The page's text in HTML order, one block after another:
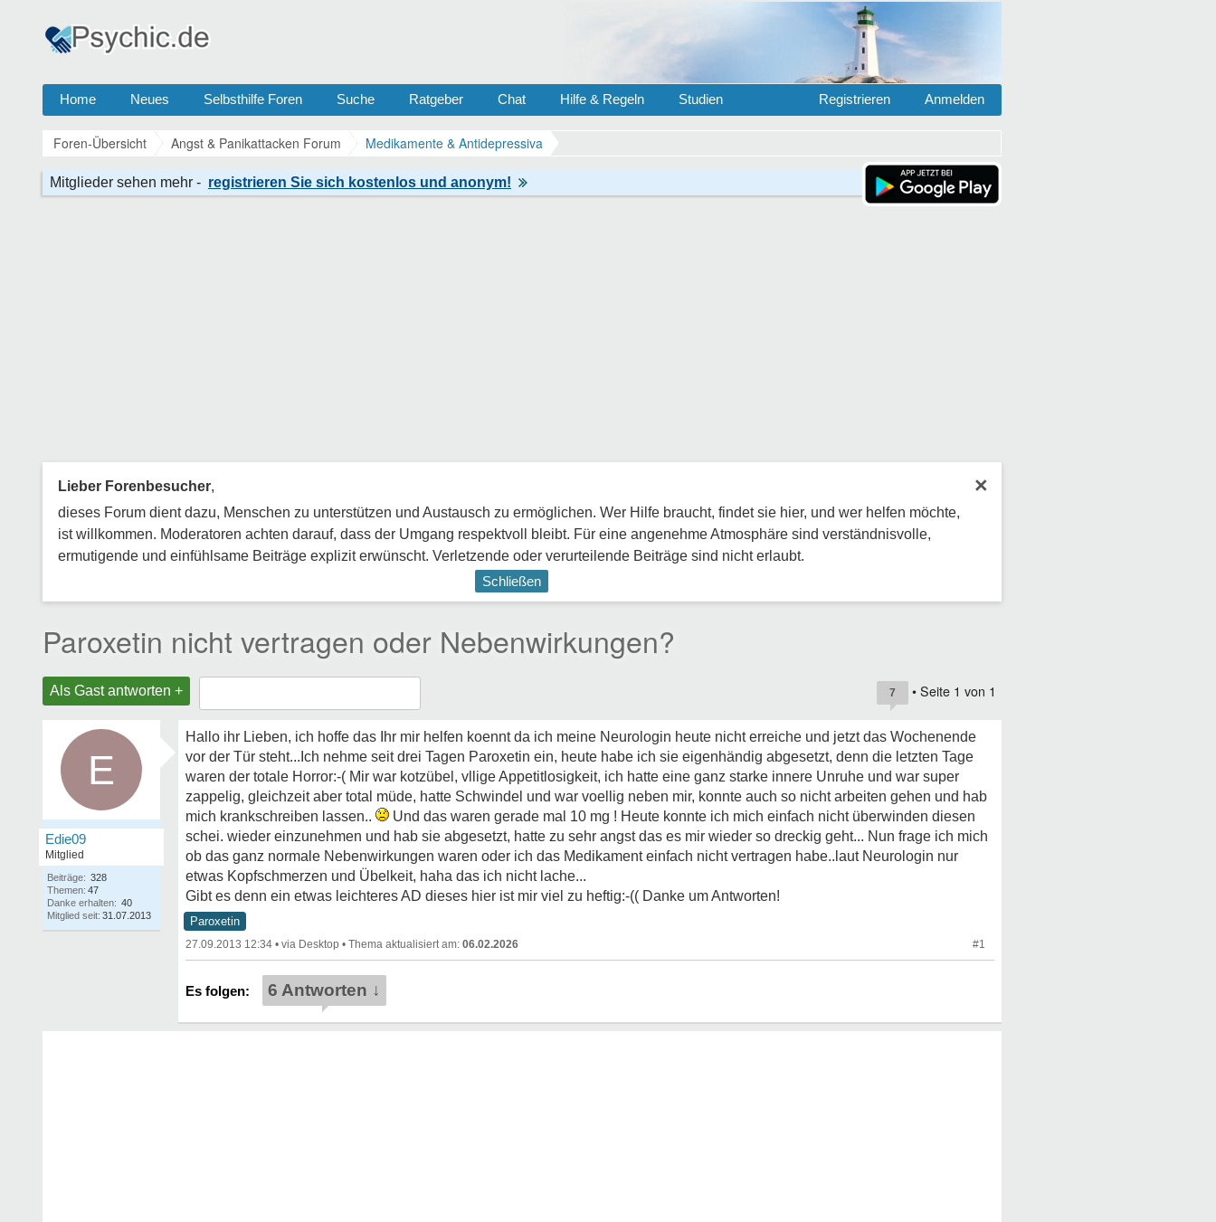
Home Neues Selbsthilfe Foren Suche Ratgeber Chat Hilfe & Regeln Studien Anmelden
Registrieren
Foren-Übersicht Angst & Panikattacken Forum Medikamente & Antidepressiva
×
Lieber Forenbesucher,
dieses Forum dient dazu, Menschen zu unterstützen und Austausch zu ermöglichen. Wer Hilfe braucht, findet sie hier, und wer helfen möchte,
ist willkommen. Moderatoren achten darauf, dass der Umgang respektvoll bleibt. Für eine angenehme Atmosphäre sind verständnisvolle,
ermutigende und einfühlsame Beiträge explizit erwünscht. Verletzende oder verurteilende Beiträge sind nicht erlaubt.
Schließen
Paroxetin nicht vertragen oder Nebenwirkungen?
Als Gast antworten + 7 • Seite 1 von 1
E
Edie09
Mitglied
Beiträge: 328
Themen: 47
Danke erhalten: 40
Mitglied seit: 31.07.2013
Hallo ihr Lieben, ich hoffe das Ihr mir helfen koennt da ich meine Neurologin heute nicht erreiche und jetzt das Wochenende
vor der Tür steht...Ich nehme seit drei Tagen Paroxetin ein, heute habe ich sie eigenhändig abgesetzt, denn die letzten Tage
waren der totale Horror:-( Mir war kotzübel, vllige Appetitlosigkeit, ich hatte eine ganz starke innere Unruhe und war super
zappelig, gleichzeit aber total müde, hatte Schwindel und war voellig neben mir, konnte auch so nicht arbeiten gehen und hab
mich krankschreiben lassen..
Und das waren gerade mal 10 mg ! Heute konnte ich mich einfach nicht überwinden diesen
schei. wieder einzunehmen und hab sie abgesetzt, hatte zu sehr angst das es mir wieder so dreckig geht... Nun frage ich mich
ob das ganz normale Nebenwirkungen waren oder ich das Medikament einfach nicht vertragen habe..laut Neurologin nur
etwas Kopfschmerzen und Übelkeit, haha das ich nicht lache...
Gibt es denn ein etwas leichteres AD dieses hier ist mir viel zu heftig:-(( Danke um Antworten!
Paroxetin
27.09.2013 12:34 • • 06.02.2026 #1
6 Antworten ↓